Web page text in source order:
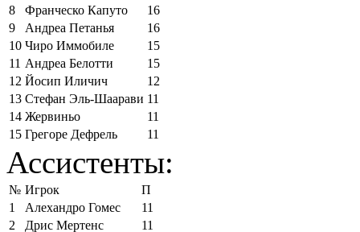
8
Франческо Капуто
16
9
Андреа Петанья
16
10 Чиро Иммобиле
15
11 Андреа Белотти
15
12 Йосип Иличич
12
13 Стефан Эль-Шаарави 11
14 Жервиньо
11
15 Грегоре Дефрель 11
Ассистенты:
№ Игрок
П
1
Алехандро Гомес
11
2
Дрис Мертенс
11